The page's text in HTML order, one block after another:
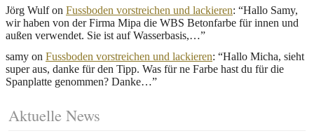
Jörg Wulfon Fussboden vorstreichen und lackieren: “Hallo Samy,
wir haben von der Firma Mipa die WBS Betonfarbe für innen und
außen verwendet. Sie ist auf Wasserbasis,…”
samy on Fussboden vorstreichen und lackieren: “Hallo Micha, sieht
super aus, danke für den Tipp. Was für ne Farbe hast du für die
Spanplatte genommen? Danke…”
Aktuelle News